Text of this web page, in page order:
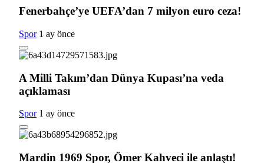
Fenerbahçe’ye UEFA’dan 7 milyon euro ceza!
Spor 1 ay önce
A Milli Takım’dan Dünya Kupası’na veda
açıklaması
Spor 1 ay önce
Mardin 1969 Spor, Ömer Kahveci ile anlaştı!